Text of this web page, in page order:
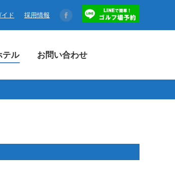
イド 採用情報
Facebook
page
in
テル お問い合わせ
ル お問い合わせ